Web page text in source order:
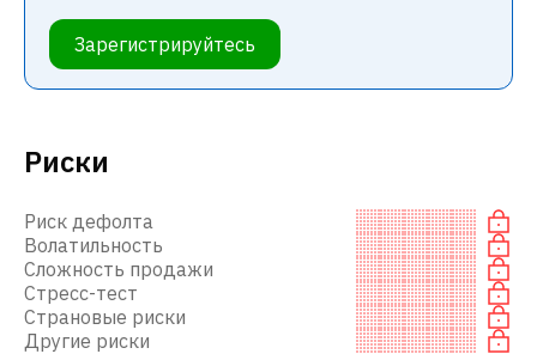
Риски
Риск дефолта
Волатильность
Сложность продажи
Стресс-тест
Страновые риски
Другие риски
Зарегистрируйтесь